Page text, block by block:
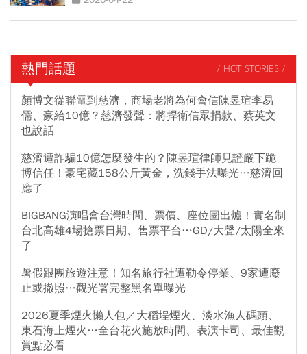
熱門話題 / HOT STORIES /
顏博文從聯電到慈濟，商場老將為何會信陳昱瑄李易
儒、豪給10億？慈濟發聲：將捍衛信眾捐款、蔡英文
也說話
慈濟遭詐騙10億怎麼發生的？陳昱瑄律師見證嚴下跪
博信任！豪宅藏158公斤黃金，洗錢手法曝光…慈濟回
應了
BIGBANG演唱會台灣時間、票價、座位圖出爐！實名制
台北高雄4場搶票日期、售票平台…GD/大聲/太陽全來
了
暑假跟團旅遊注意！知名旅行社遭勒令停業、9家遭廢
止或撤照…觀光署完整黑名單曝光
2026夏季煙火懶人包／大稻埕煙火、淡水漁人碼頭、
東石海上煙火…全台花火施放時間、表演卡司、最佳觀
賞點必看